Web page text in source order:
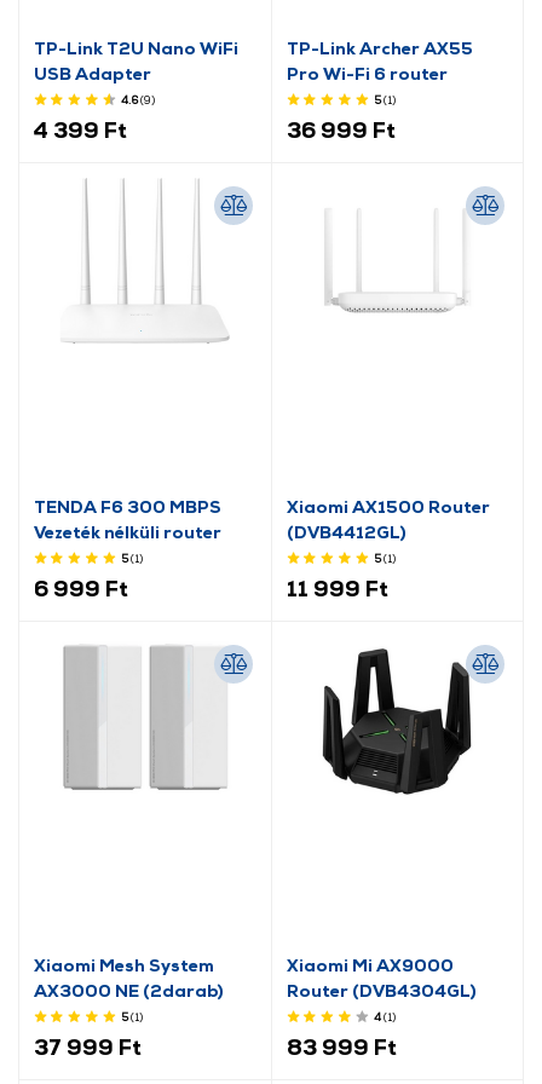
TP-Link T2U Nano WiFi
USB Adapter
4.6(9)
4 399 Ft
TP-Link Archer AX55
Pro Wi-Fi 6 router
5(1)
36 999 Ft
TENDA F6 300 MBPS
Vezeték nélküli router
5(1)
6 999 Ft
Xiaomi AX1500 Router
(DVB4412GL)
5(1)
11 999 Ft
Xiaomi Mesh System
AX3000 NE (2darab)
5(1)
37 999 Ft
Xiaomi Mi AX9000
Router (DVB4304GL)
4(1)
83 999 Ft